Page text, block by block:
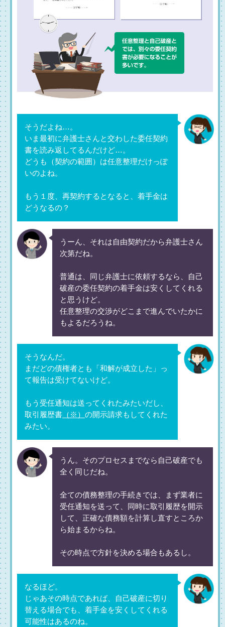
そうだよね…。
いま最初に弁護士さんと交わした委任契約
書を読み返してるんだけど…。
どうも（契約の範囲）は任意整理だけっぽ
いのよね。
もう１度、再契約するとなると、着手金は
どうなるの？
うーん、それは自由契約だから弁護士さん
次第だね。
普通は、同じ弁護士に依頼するなら、自己
破産の委任契約の着手金は安くしてくれる
と思うけど。
任意整理の交渉がどこまで進んでいたかに
もよるだろうね。
そうなんだ。
まだどの債権者とも「和解が成立した」っ
て報告は受けてないけど。
もう受任通知は送ってくれたみたいだし、
取引履歴書 （※） の開示請求もしてくれた
みたい。
うん。そのプロセスまでなら自己破産でも
全く同じだね。
全ての債務整理の手続きでは、まず業者に
受任通知を送って、同時に取引履歴を開示
して、正確な債務額を計算し直すところか
ら始まるからね。
その時点で方針を決める場合もあるし。
なるほど。
じゃあその時点であれば、自己破産に切り
替える場合でも、着手金を安くしてくれる
可能性はあるのね。